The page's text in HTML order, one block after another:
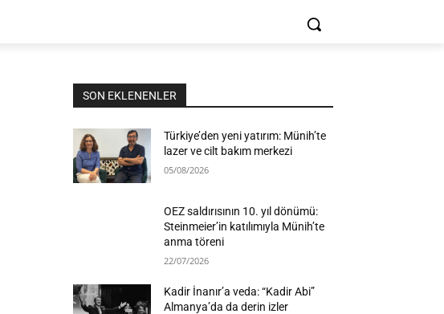
SON EKLENENLER
Türkiye’den yeni yatırım: Münih’te
lazer ve cilt bakım merkezi
05/08/2026
OEZ saldırısının 10. yıl dönümü:
Steinmeier’in katılımıyla Münih’te
anma töreni
22/07/2026
Kadir İnanır’a veda: “Kadir Abi”
Almanya’da da derin izler